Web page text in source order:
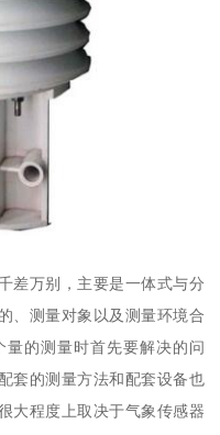
差万别，主要是一体式与分
、测量对象以及测量环境合
的测量时首先要解决的问
套的测量方法和配套设备也
大程度上取决于气象传感器